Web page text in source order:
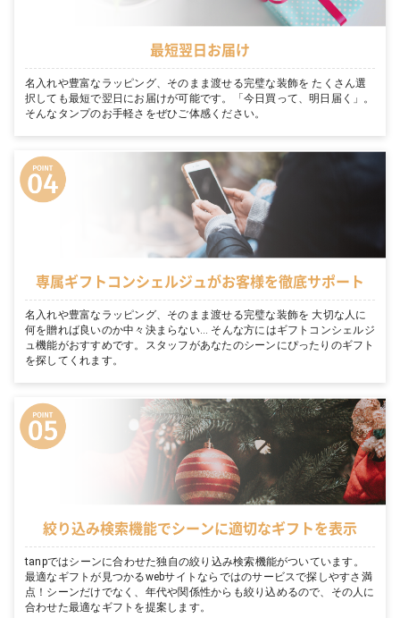
最短翌日お届け
名入れや豊富なラッピング、そのまま渡せる完璧な装飾を たくさん選
択しても最短で翌日にお届けが可能です。「今日買って、明日届く」。
そんなタンプのお手軽さをぜひご体感ください。
専属ギフトコンシェルジュがお客様を徹底サポート
名入れや豊富なラッピング、そのまま渡せる完璧な装飾を 大切な人に
何を贈れば良いのか中々決まらない… そんな方にはギフトコンシェルジ
ュ機能がおすすめです。スタッフがあなたのシーンにぴったりのギフト
を探してくれます。
絞り込み検索機能でシーンに適切なギフトを表示
tanpではシーンに合わせた独自の絞り込み検索機能がついています。
最適なギフトが見つかるwebサイトならではのサービスで探しやすさ満
点！シーンだけでなく、年代や関係性からも絞り込めるので、その人に
合わせた最適なギフトを提案します。